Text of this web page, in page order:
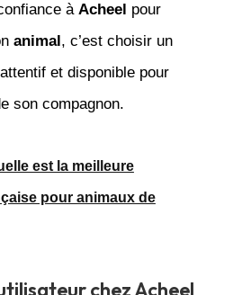
à Acheel pour
animal , c’est choisir un
et disponible pour
son compagnon.
est la meilleure
pour animaux de
chez Acheel